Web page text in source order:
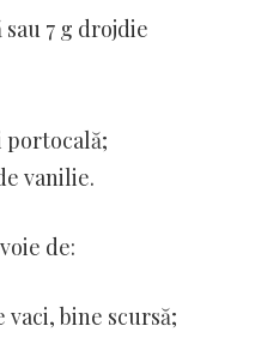
7 g drojdie
portocală;
vanilie.
de:
vaci, bine scursă;